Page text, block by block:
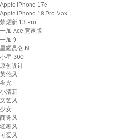
Apple iPhone 17e
Apple iPhone 18 Pro Max
荥燿新 13 Pro
一加 Ace 竞速版
一加 9
星耀昆仑 N
小星 S60
原创设计
英伦风
夜光
小清新
文艺风
少女
商务风
轻奢风
可爱风